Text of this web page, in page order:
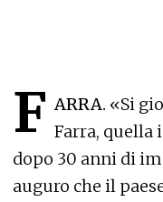
F ARRA. «Si
Farra, quella
dopo 30 anni di
auguro che il